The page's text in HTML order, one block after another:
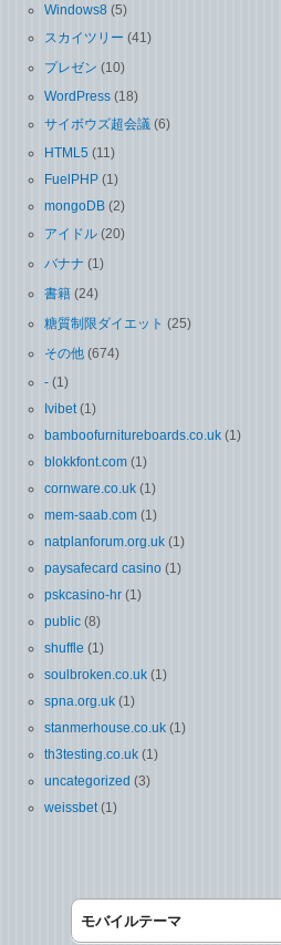
Windows8 (5)
スカイツリー (41)
プレゼン (10)
WordPress (18)
サイボウズ超会議 (6)
HTML5 (11)
FuelPHP (1)
mongoDB (2)
アイドル (20)
バナナ (1)
書籍 (24)
糖質制限ダイエット (25)
その他 (674)
- (1)
Ivibet (1)
bamboofurnitureboards.co.uk (1)
blokkfont.com (1)
cornware.co.uk (1)
mem-saab.com (1)
natplanforum.org.uk (1)
paysafecard casino (1)
pskcasino-hr (1)
public (8)
shuffle (1)
soulbroken.co.uk (1)
spna.org.uk (1)
stanmerhouse.co.uk (1)
th3testing.co.uk (1)
uncategorized (3)
weissbet (1)
モバイルテーマ